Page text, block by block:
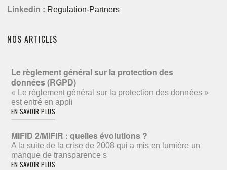
Linkedin : Regulation-Partners
NOS ARTICLES
Le règlement général sur la protection des
données (RGPD)
« Le règlement général sur la protection des données »
est entré en appli
EN SAVOIR PLUS
MIFID 2/MIFIR : quelles évolutions ?
A la suite de la crise de 2008 qui a mis en lumière un
manque de transparence s
EN SAVOIR PLUS